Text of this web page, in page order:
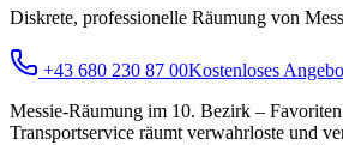
Diskrete, professionelle Räumung von
+43 680 230 87 00Kostenloses
Messie-Räumung im 10. Bezirk –
Transportservice räumt verwahrloste und